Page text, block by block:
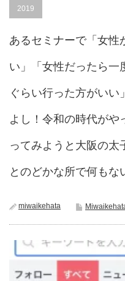
2019
あるセミナーで「女性
い」「女性だったら一
ぐらい行った方がいい
よし！令和の時代がや
ってみようと大阪の太
とのどかな所で何もな
miwaikehata